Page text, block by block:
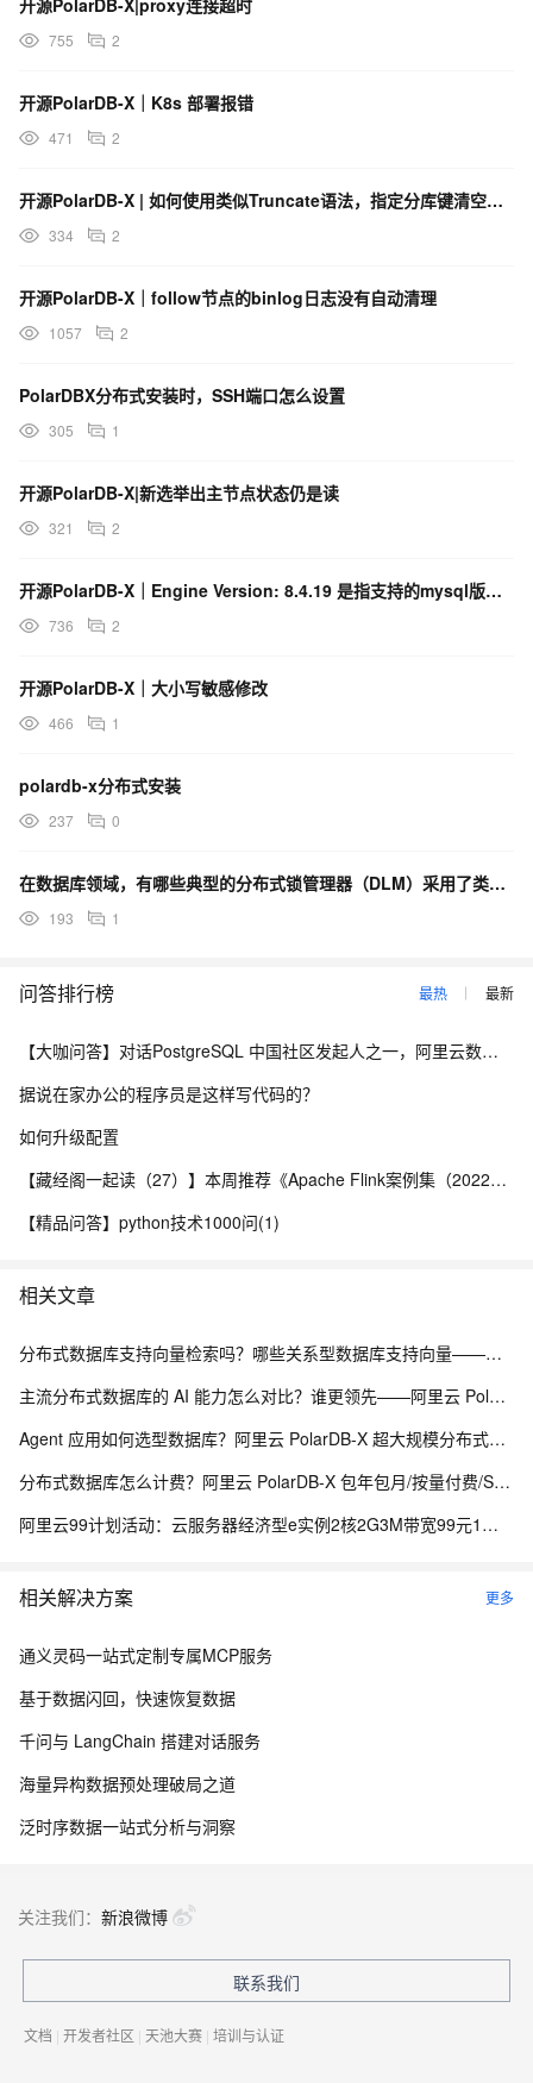
开源PolarDB-X|proxy连接超时
755 2
开源PolarDB-X｜K8s 部署报错
471 2
开源PolarDB-X | 如何使用类似Truncate语法，指定分库键清空分库？
334 2
开源PolarDB-X｜follow节点的binlog日志没有自动清理
1057 2
PolarDBX分布式安装时，SSH端口怎么设置
305 1
开源PolarDB-X|新选举出主节点状态仍是读
321 2
开源PolarDB-X｜Engine Version: 8.4.19 是指支持的mysql版本号吗?
736 2
开源PolarDB-X｜大小写敏感修改
466 1
polardb-x分布式安装
237 0
在数据库领域，有哪些典型的分布式锁管理器（DLM）采用了类似的控制平面与数据平面分离的设计思想？
193 1
问答排行榜 最热 最新
【大咖问答】对话PostgreSQL 中国社区发起人之一，阿里云数据库高级专家 德哥
据说在家办公的程序员是这样写代码的？
如何升级配置
【藏经阁一起读（27）】本周推荐《Apache Flink案例集（2022版）》，你有哪些心得？
【精品问答】python技术1000问(1)
相关文章
分布式数据库支持向量检索吗？哪些关系型数据库支持向量——阿里云 PolarDB-X 海量分布式承载能力解析
主流分布式数据库的 AI 能力怎么对比？谁更领先——阿里云 PolarDB-X 分布式 AI 承载能力解析
Agent 应用如何选型数据库？阿里云 PolarDB-X 超大规模分布式数据承载能力解析
分布式数据库怎么计费？阿里云 PolarDB-X 包年包月/按量付费/Serverless 计费模式解析
阿里云99计划活动：云服务器经济型e实例2核2G3M带宽99元1年，还有99套餐专属优惠
相关解决方案 更多
通义灵码一站式定制专属MCP服务
基于数据闪回，快速恢复数据
千问与 LangChain 搭建对话服务
海量异构数据预处理破局之道
泛时序数据一站式分析与洞察
关注我们： 新浪微博
联系我们
文档 | 开发者社区 | 天池大赛 | 培训与认证